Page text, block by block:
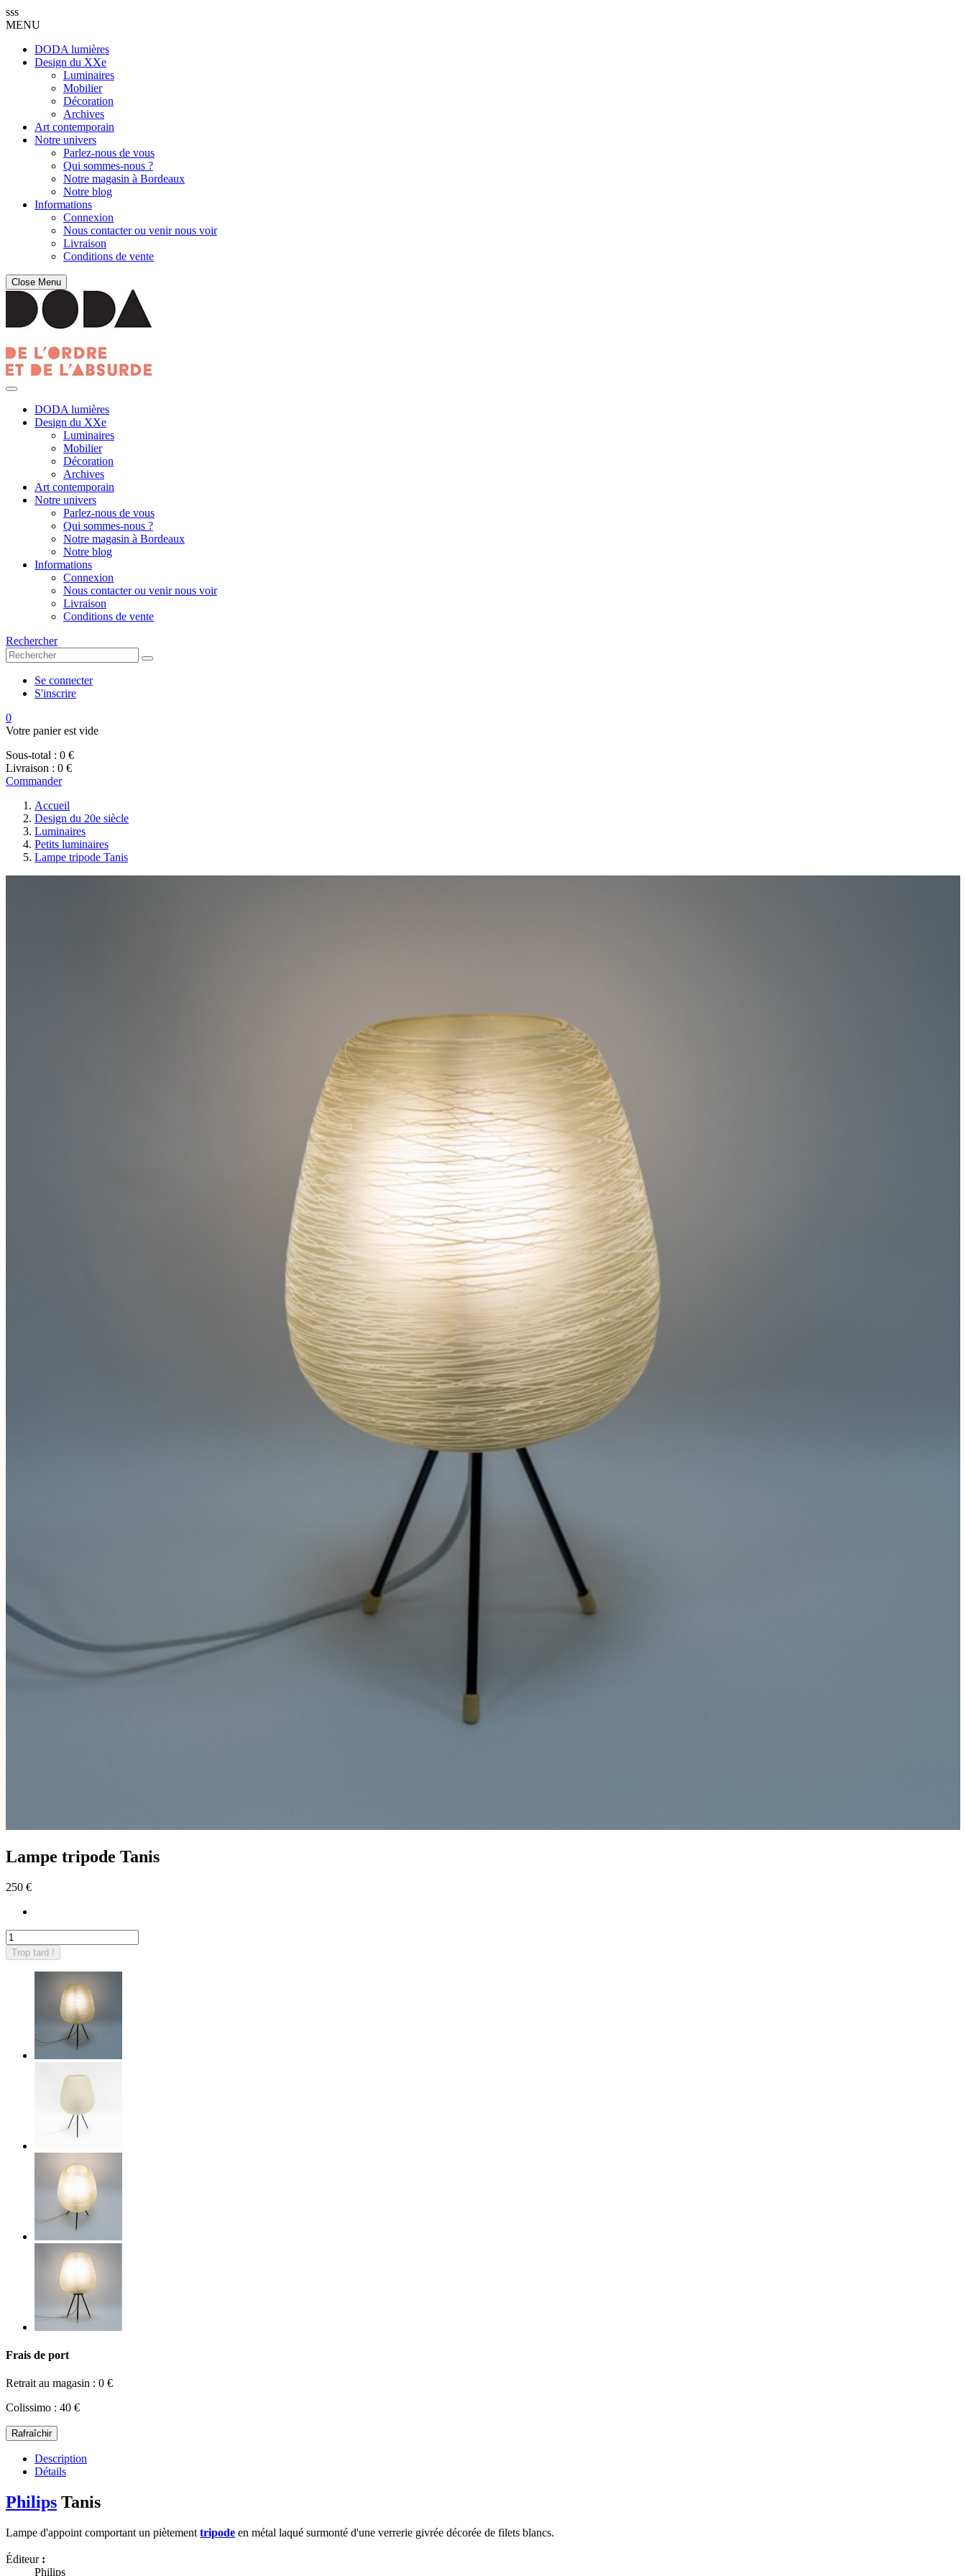
sss
MENU
DODA lumières
Design du XXe
Luminaires
Mobilier
Décoration
Archives
Art contemporain
Notre univers
Parlez-nous de vous
Qui sommes-nous ?
Notre magasin à Bordeaux
Notre blog
Informations
Connexion
Nous contacter ou venir nous voir
Livraison
Conditions de vente
Close Menu
DODA lumières
Design du XXe
Luminaires
Mobilier
Décoration
Archives
Art contemporain
Notre univers
Parlez-nous de vous
Qui sommes-nous ?
Notre magasin à Bordeaux
Notre blog
Informations
Connexion
Nous contacter ou venir nous voir
Livraison
Conditions de vente
Rechercher
Se connecter
S'inscrire
0
Votre panier est vide
Sous-total : 0 €
Livraison : 0 €
Commander
Accueil
Design du 20e siècle
Luminaires
Petits luminaires
Lampe tripode Tanis
Lampe tripode Tanis
250 €
Trop tard !
Frais de port
Retrait au magasin : 0 €
Colissimo : 40 €
Description
Détails
Philips Tanis
Lampe d'appoint comportant un piètement tripode en métal laqué surmonté d'une verrerie givrée décorée de filets blancs.
Éditeur :
Philips